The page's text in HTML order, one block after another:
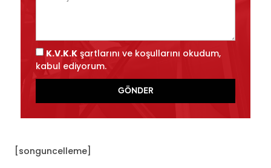
[songuncelleme]
K.V.K.K şartlarını ve koşullarını okudum,
kabul ediyorum.
GÖNDER